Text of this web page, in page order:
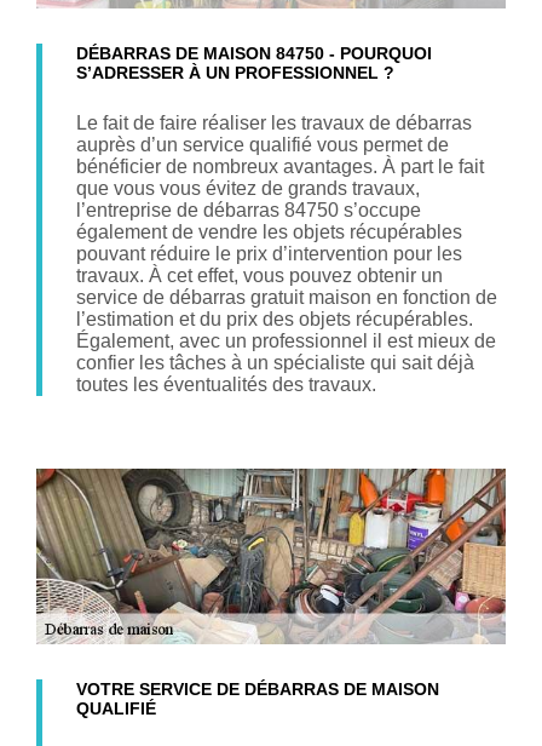
DÉBARRAS DE MAISON 84750 - POURQUOI
S’ADRESSER À UN PROFESSIONNEL ?
Le fait de faire réaliser les travaux de débarras
auprès d’un service qualifié vous permet de
bénéficier de nombreux avantages. À part le fait
que vous vous évitez de grands travaux,
l’entreprise de débarras 84750 s’occupe
également de vendre les objets récupérables
pouvant réduire le prix d’intervention pour les
travaux. À cet effet, vous pouvez obtenir un
service de débarras gratuit maison en fonction de
l’estimation et du prix des objets récupérables.
Également, avec un professionnel il est mieux de
confier les tâches à un spécialiste qui sait déjà
toutes les éventualités des travaux.
VOTRE SERVICE DE DÉBARRAS DE MAISON
QUALIFIÉ